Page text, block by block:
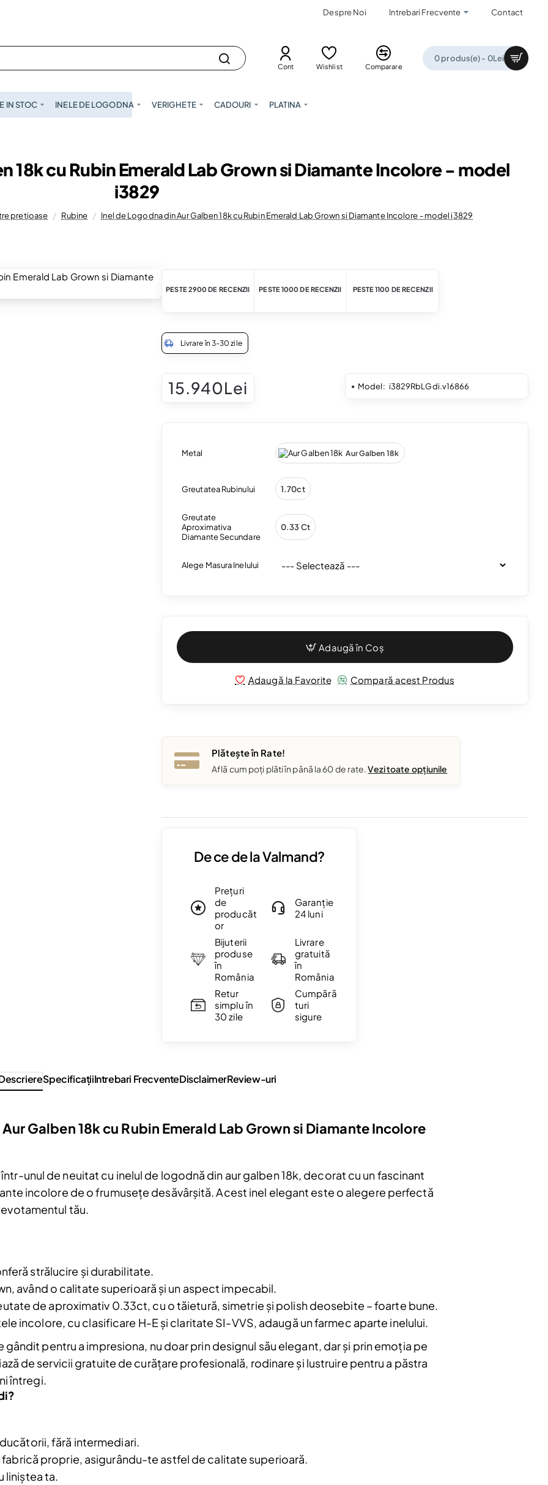
abonându-te la newsletter-ul nostru.
Abonare
Politica de
confidentialitate
Despre Noi Intrebari Frecvente Contact
Cont Wishlist Comparare
0 produs(e) - 0Lei
IN STOC INELE DE LOGODNA VERIGHETE CADOURI PLATINA
18k cu Rubin Emerald Lab Grown si Diamante Incolore - model
i3829
pretioase Rubine Inel de Logodna din Aur Galben 18k cu Rubin Emerald Lab Grown si Diamante Incolore - model i3829
PESTE 2900 DE RECENZII PESTE 1000 DE RECENZII PESTE 1100 DE RECENZII
Livrare în 3-30 zile
15.940Lei Model: i3829RbLGdi.v16866
Metal Aur Galben 18k
Greutatea Rubinului 1.70ct
Greutate
Aproximativa
Diamante Secundare
0.33 Ct
Alege Masura Inelului
Adaugă în Coș
Adaugă la Favorite Compară acest Produs
Plătește în Rate!
Află cum poți plăti în până la 60 de rate.Vezi toate opțiunile
De ce de la Valmand?
Prețuri
de
producăt
or
Garanție
24 luni
Bijuterii
produse
în
România
Livrare
gratuită
în
România
Retur
simplu în
30 zile
Cumpără
turi
sigure
SpecificaţiiIntrebari FrecventeDisclaimerReview-uri
Galben 18k cu Rubin Emerald Lab Grown si Diamante Incolore
unul de neuitat cu inelul de logodnă din aur galben 18k, decorat cu un fascinant
incolore de o frumusețe desăvârșită. Acest inel elegant este o alegere perfectă
tău.
strălucire și durabilitate.
având o calitate superioară și un aspect impecabil.
de aproximativ 0.33ct, cu o tăietură, simetrie și polish deosebite – foarte bune.
incolore, cu clasificare H-E și claritate SI-VVS, adaugă un farmec aparte inelului.
gândit pentru a impresiona, nu doar prin designul său elegant, dar și prin emoția pe
de servicii gratuite de curățare profesională, rodinare și lustruire pentru a păstra
întregi.
fără intermediari.
proprie, asigurându-te astfel de calitate superioară.
liniștea ta.